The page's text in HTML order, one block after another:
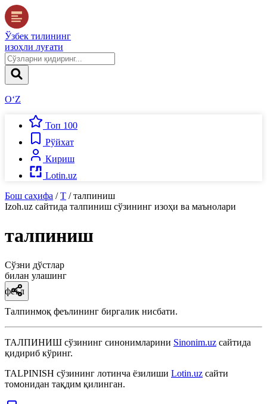
Ўзбек тилининг
изоҳли луғати
O‘Z
Топ 100
Рўйхат
Кириш
Lotin.uz
Бош саҳифа / Т / талпиниш
Izoh.uz сайтида талпиниш сўзининг изоҳи ва маънолари
талпиниш
Сўзни дўстлар
билан улашинг
феъл
Талпинмоқ феълининг биргалик нисбати.
ТАЛПИНИШ сўзининг синонимларини Sinonim.uz сайтида
қидириб кўринг.
TALPINISH сўзининг лотинча ёзилиши Lotin.uz сайти
томонидан тақдим қилинган.